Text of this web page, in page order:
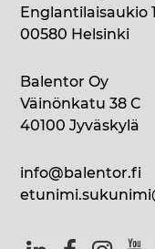
Englantilaisaukio
00580 Helsinki
Balentor Oy
Väinönkatu 38 C
40100 Jyväskylä
info@balentor.fi